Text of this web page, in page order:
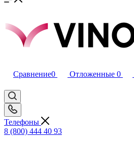
Сравнение0 Отложенные 0
Телефоны
8 (800) 444 40 93